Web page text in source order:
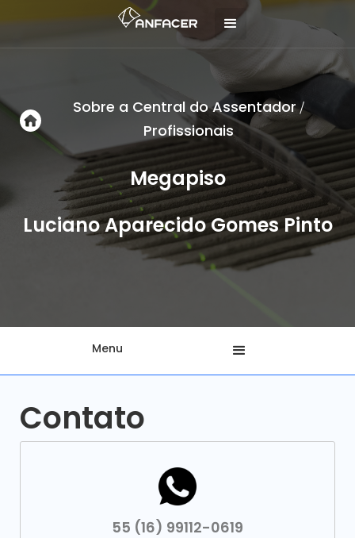
Sobre a Central do Assentador/
Profissionais
Megapiso
Luciano Aparecido Gomes Pinto
Menu
Contato
55 (16) 99112-0619